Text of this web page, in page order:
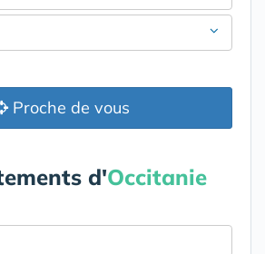
Proche de vous
d'Occitanie